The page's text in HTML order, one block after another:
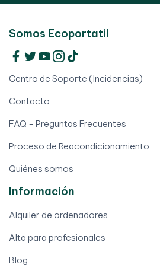
Somos Ecoportatil
Centro de Soporte (Incidencias)
Contacto
FAQ - Preguntas Frecuentes
Proceso de Reacondicionamiento
Quiénes somos
Información
Alquiler de ordenadores
Alta para profesionales
Blog